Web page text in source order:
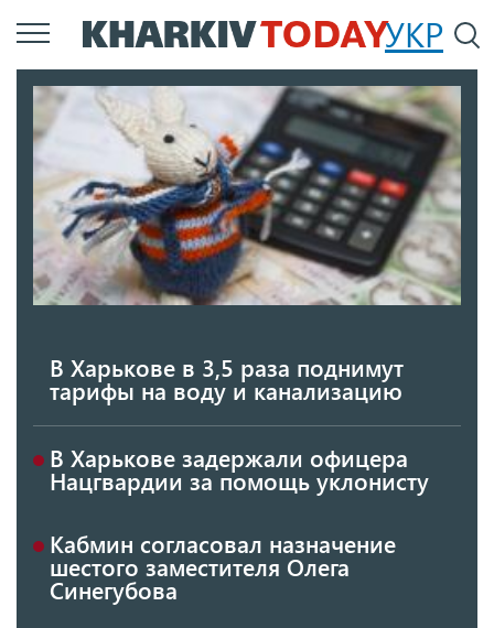
Перейти
к
содержанию
УКР
В Харькове в 3,5 раза поднимут
тарифы на воду и канализацию
В Харькове задержали офицера
Нацгвардии за помощь уклонисту
Кабмин согласовал назначение
шестого заместителя Олега
Синегубова